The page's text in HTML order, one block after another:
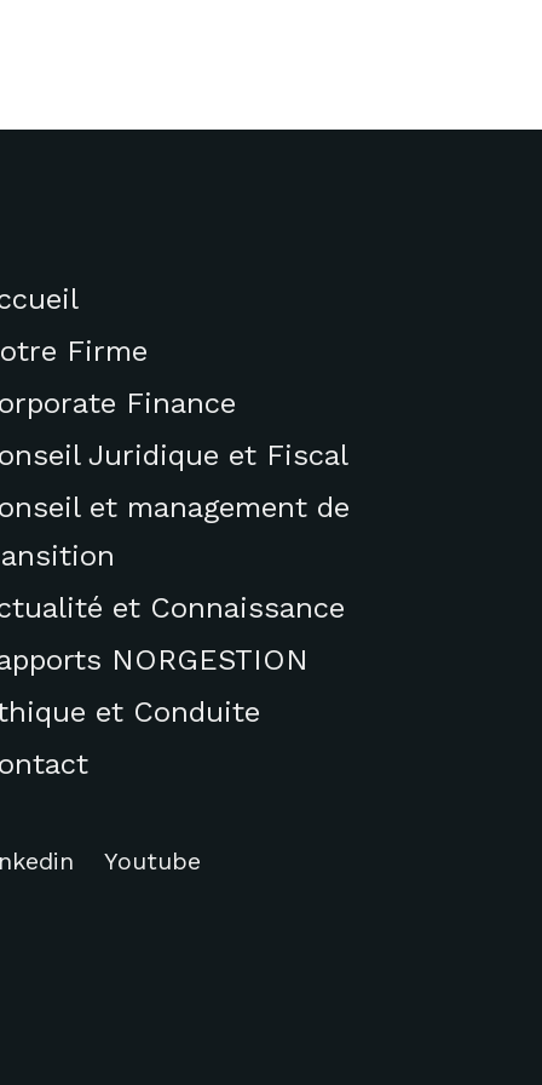
Firme
Finance
Juridique et Fiscal
et management de
et Connaissance
NORGESTION
et Conduite
Youtube